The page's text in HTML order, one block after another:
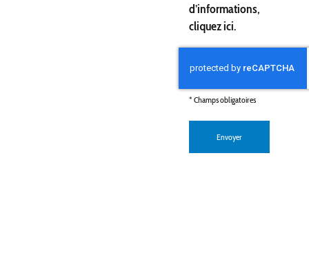
d’informations,
cliquezici.
* Champs obligatoires